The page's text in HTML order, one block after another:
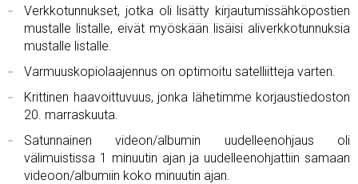
Verkkotunnukset, jotka oli lisätty kirjautumissähköpostien
mustalle listalle, eivät myöskään lisäisi aliverkkotunnuksia
mustalle listalle.
Varmuuskopiolaajennus on optimoitu satelliitteja varten.
Krittinen haavoittuvuus, jonka lähetimme korjaustiedoston
20. marraskuuta.
Satunnainen videon/albumin uudelleenohjaus oli
välimuistissa 1 minuutin ajan ja uudelleenohjattiin samaan
videoon/albumiin koko minuutin ajan.